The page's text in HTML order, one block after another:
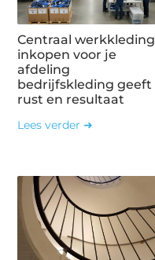
Centraal werkkleding
inkopen voor je
afdeling
bedrijfskleding geeft
rust en resultaat
Lees verder ➜